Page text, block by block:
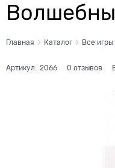
Главная Каталог Все игры
Артикул: 2066 0 отзывов